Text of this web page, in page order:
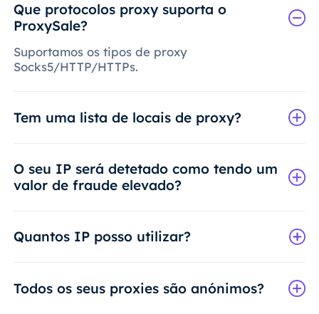
Que protocolos proxy suporta o
ProxySale?
Suportamos os tipos de proxy
Socks5/HTTP/HTTPs.
Tem uma lista de locais de proxy?
O seu IP será detetado como tendo um
valor de fraude elevado?
Quantos IP posso utilizar?
Todos os seus proxies são anónimos?